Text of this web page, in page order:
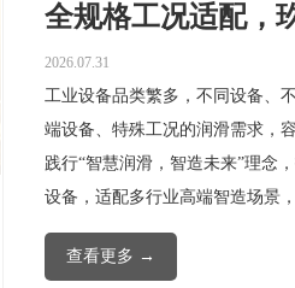
全规格工况适配，
2026.07.31
工业设备品类繁多，不同设备、
端设备、特殊工况的润滑需求，
践行“智慧润滑，智造未来”理念
设备，适配多行业高端智造场景
查看更多 →